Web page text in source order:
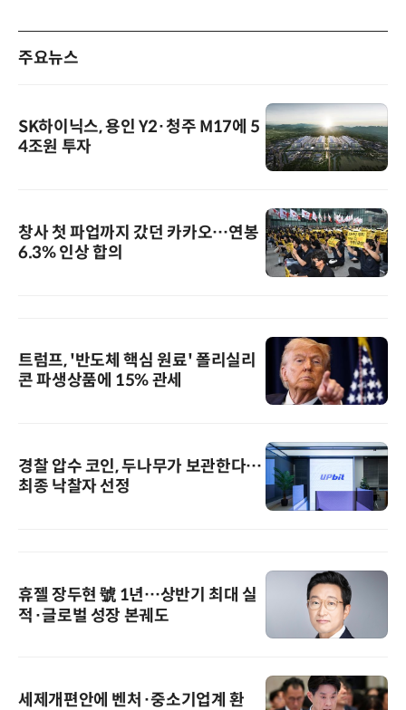
주요뉴스
SK하이닉스, 용인 Y2·청주 M17에 5
4조원 투자
창사 첫 파업까지 갔던 카카오…연봉
6.3% 인상 합의
트럼프, '반도체 핵심 원료' 폴리실리
콘 파생상품에 15% 관세
경찰 압수 코인, 두나무가 보관한다…
최종 낙찰자 선정
휴젤 장두현 號 1년…상반기 최대 실
적·글로벌 성장 본궤도
세제개편안에 벤처·중소기업계 환